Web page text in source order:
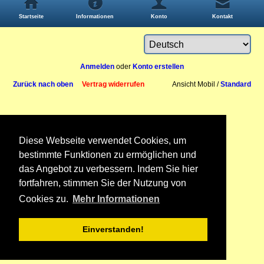
Diese Webseite verwendet Cookies, um
bestimmte Funktionen zu ermöglichen und
das Angebot zu verbessern. Indem Sie hier
fortfahren, stimmen Sie der Nutzung von
Cookies zu.
Mehr Informationen
Einverstanden!
Startseite Informationen Konto Kontakt
Anmelden oder Konto erstellen
Zurück nach oben Vertrag widerrufen Ansicht Mobil /Standard